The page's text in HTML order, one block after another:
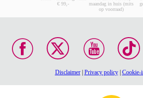
€ 99,-
maandag in huis (mits
op voorraad)
Disclaimer| Privacy policy| Cookie-